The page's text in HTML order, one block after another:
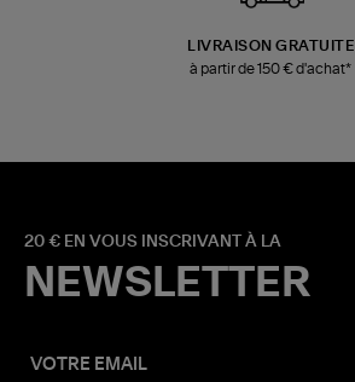
LIVRAISON GRATUITE
à partir de 150 € d'achat*
20 € EN VOUS INSCRIVANT À LA
NEWSLETTER